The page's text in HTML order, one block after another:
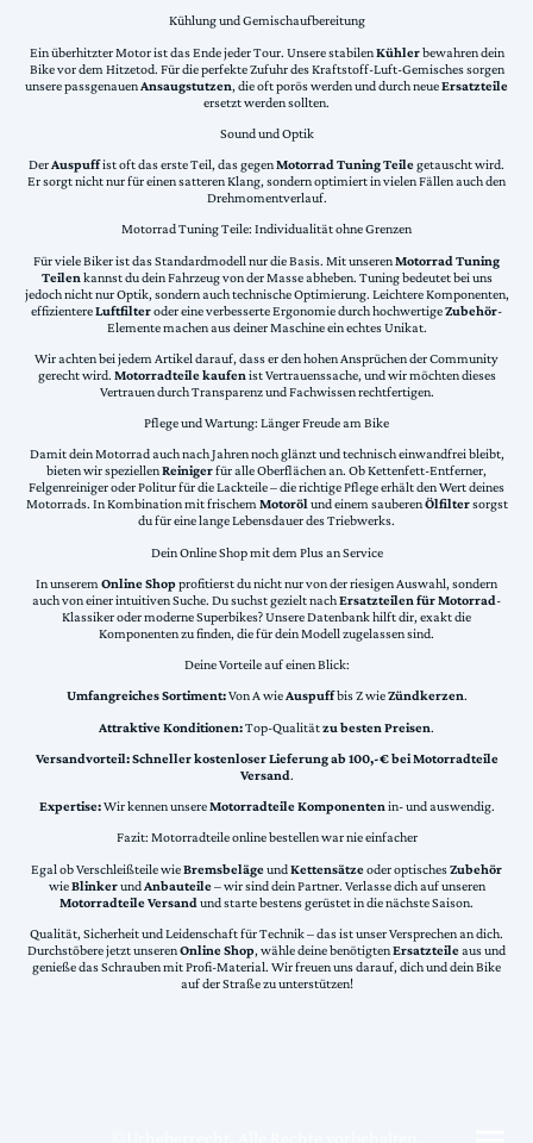
Kühlung und Gemischaufbereitung
Ein überhitzter Motor ist das Ende jeder Tour. Unsere stabilenKühlerbewahren dein
Bike vor dem Hitzetod. Für die perfekte Zufuhr des Kraftstoff-Luft-Gemisches sorgen
unsere passgenauenAnsaugstutzen, die oft porös werden und durch neueErsatzteile
ersetzt werden sollten.
Sound und Optik
DerAuspuffist oft das erste Teil, das gegenMotorrad Tuning Teilegetauscht wird.
Er sorgt nicht nur für einen satteren Klang, sondern optimiert in vielen Fällen auch den
Drehmomentverlauf.
Motorrad Tuning Teile: Individualität ohne Grenzen
Für viele Biker ist das Standardmodell nur die Basis. Mit unserenMotorrad Tuning
Teilen kannst du dein Fahrzeug von der Masse abheben. Tuning bedeutet bei uns
jedoch nicht nur Optik, sondern auch technische Optimierung. Leichtere Komponenten,
effizientereLuftfilteroder eine verbesserte Ergonomie durch hochwertigeZubehör-
Elemente machen aus deiner Maschine ein echtes Unikat.
Wir achten bei jedem Artikel darauf, dass er den hohen Ansprüchen der Community
gerecht wird. Motorradteile kaufen ist Vertrauenssache, und wir möchten dieses
Vertrauen durch Transparenz und Fachwissen rechtfertigen.
Pflege und Wartung: Länger Freude am Bike
Damit dein Motorrad auch nach Jahren noch glänzt und technisch einwandfrei bleibt,
bieten wir speziellenReinigerfür alle Oberflächen an. Ob Kettenfett-Entferner,
Felgenreiniger oder Politur für die Lackteile – die richtige Pflege erhält den Wert deines
Motorrads. In Kombination mit frischemMotorölund einem sauberenÖlfiltersorgst
du für eine lange Lebensdauer des Triebwerks.
Dein Online Shop mit dem Plus an Service
In unserem Online Shopprofitierst du nicht nur von der riesigen Auswahl, sondern
auch von einer intuitiven Suche. Du suchst gezielt nachErsatzteilen für Motorrad-
Klassiker oder moderne Superbikes? Unsere Datenbank hilft dir, exakt die
Komponenten zu finden, die für dein Modell zugelassen sind.
Deine Vorteile auf einen Blick:
Umfangreiches Sortiment:Von A wieAuspuffbis Z wieZündkerzen.
Attraktive Konditionen:Top-Qualitätzu besten Preisen.
Versandvorteil:Schneller kostenloser Lieferung ab 100,-€ bei Motorradteile
Versand.
Expertise:Wir kennen unsereMotorradteile Komponentenin- und auswendig.
Fazit: Motorradteile online bestellen war nie einfacher
Egal ob Verschleißteile wieBremsbelägeundKettensätzeoder optischesZubehör
wieBlinkerundAnbauteile– wir sind dein Partner. Verlasse dich auf unseren
Motorradteile Versand und starte bestens gerüstet in die nächste Saison.
Qualität, Sicherheit und Leidenschaft für Technik – das ist unser Versprechen an dich.
Durchstöbere jetzt unserenOnline Shop, wähle deine benötigtenErsatzteileaus und
genieße das Schrauben mit Profi-Material. Wir freuen uns darauf, dich und dein Bike
auf der Straße zu unterstützen!